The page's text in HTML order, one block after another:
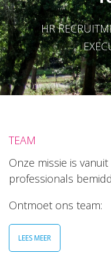
HR
TEAM
Onze missie is
professionals
Ontmoet ons team:
LEES MEER